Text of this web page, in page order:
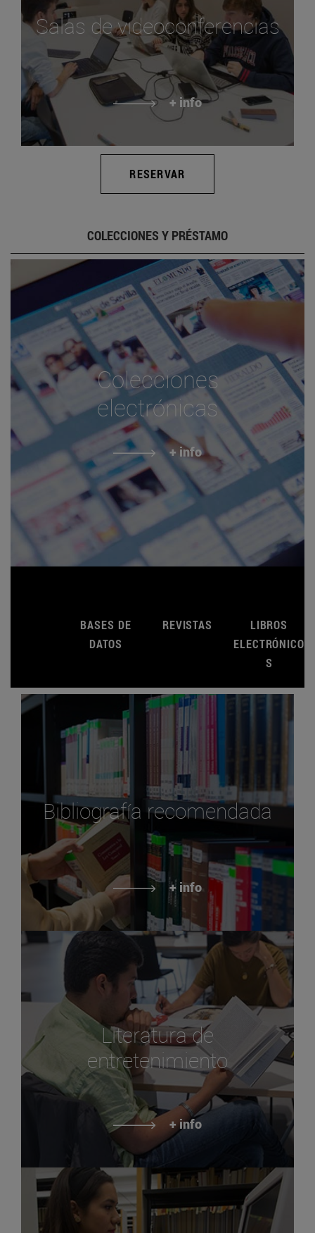
Salas de videoconferencias
+ info
RESERVAR
COLECCIONES Y PRÉSTAMO
Colecciones
electrónicas
+ info
BASES DE
DATOS
REVISTAS
LIBROS
ELECTRÓNICO
S
Bibliografía recomendada
+ info
Literatura de
entretenimiento
+ info